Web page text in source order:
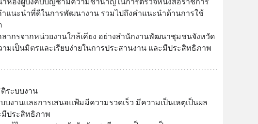
แนะนำที่ดีในการพัฒนางาน รวมไปถึงคำแนะนำด้านการใช้
ากรจากหน่วยงานใกล้เคียง อย่างสำนักงานพัฒนาชุมชนจังหวัด
มเป็นมิตรและเรียบง่ายในการประสานงาน และมีประสิทธิภาพ
ระบบงาน
บงานและการเสนอแฟ้มมีความรวดเร็ว มีความเป็นเหตุเป็นผล
มีประสิทธิภาพ